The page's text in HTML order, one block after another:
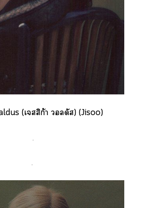
(เสสิก้า ลดัส) (Jisoo)
.
.